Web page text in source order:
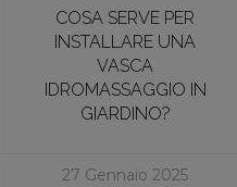
COSA SERVE PER
INSTALLARE UNA
VASCA
IDROMASSAGGIO IN
GIARDINO?
27 Gennaio 2025